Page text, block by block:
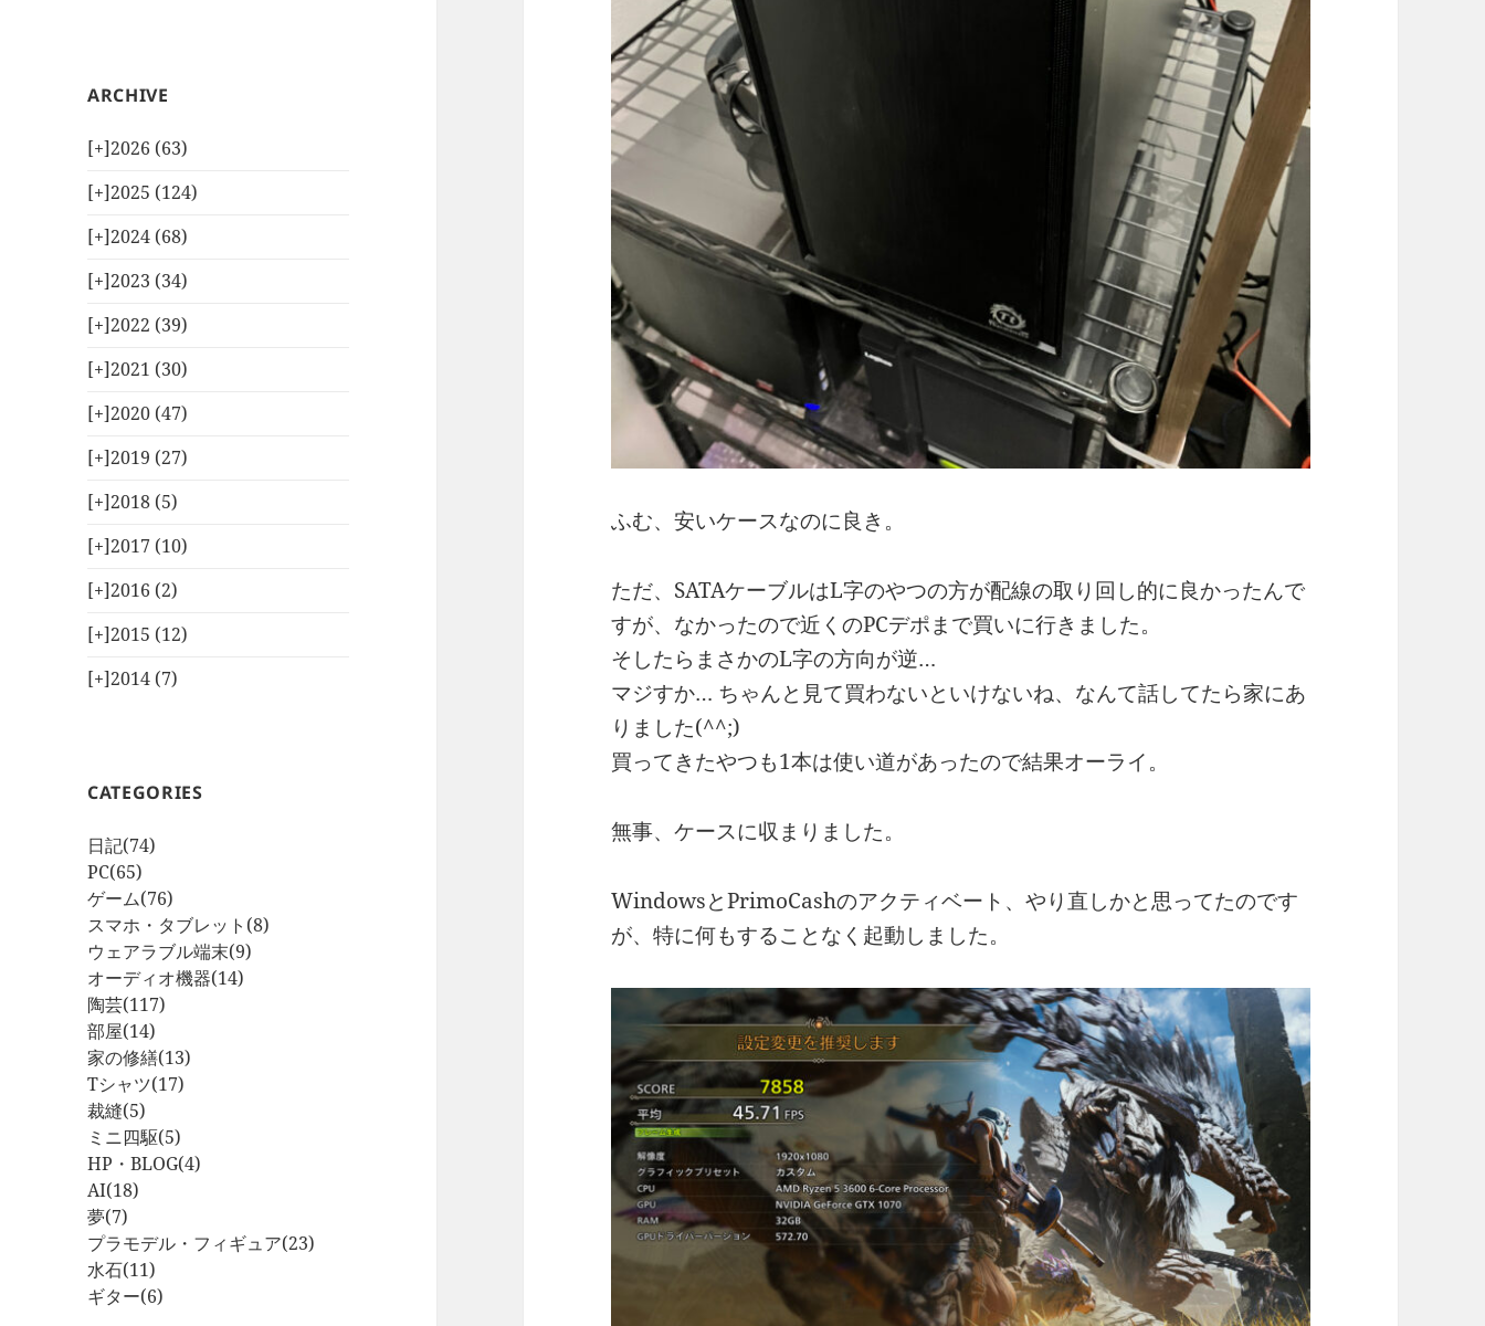
ARCHIVE
[+]2026 (63)
[+]2025 (124)
[+]2024 (68)
[+]2023 (34)
[+]2022 (39)
[+]2021 (30)
[+]2020 (47)
[+]2019 (27)
[+]2018 (5)
[+]2017 (10)
[+]2016 (2)
[+]2015 (12)
[+]2014 (7)
CATEGORIES
日記(74)
PC(65)
ゲーム(76)
スマホ・タブレット (8)
ウェアラブル端末(9)
オーディオ機器(14)
陶芸(117)
部屋(14)
家の修繕(13)
Tシャツ(17)
裁縫(5)
ミニ四駆(5)
HP・BLOG(4)
AI(18)
夢(7)
プラモデル・フィギュア(23)
水石(11)
ギター(6)
ふむ、安いケースなのに良き。
ただ、SATAケーブルはL字のやつの方が配線の取り回し的に良かったんで
すが、なかったので近くのPCデポまで買いに行きました。
そしたらまさかのL字の方向が逆…
マジすか… ちゃんと見て買わないといけないね、なんて話してたら家にあ
りました(^^;)
買ってきたやつも1本は使い道があったので結果オーライ。
無事、ケースに収まりました。
WindowsとPrimoCashのアクティベート、やり直しかと思ってたのです
が、特に何もすることなく起動しました。